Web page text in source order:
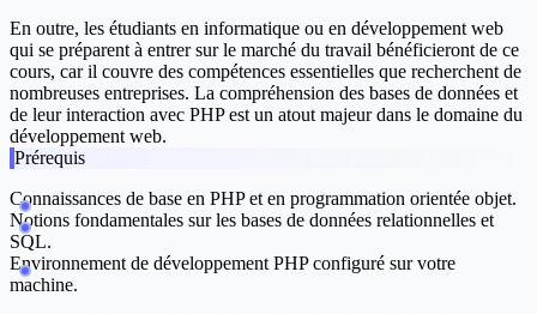
En outre, les étudiants en informatique ou en développement web
qui se préparent à entrer sur le marché du travail bénéficieront de ce
cours, car il couvre des compétences essentielles que recherchent de
nombreuses entreprises. La compréhension des bases de données et
de leur interaction avec PHP est un atout majeur dans le domaine du
développement web.
Prérequis
Connaissances de base en PHP et en programmation orientée objet.
Notions fondamentales sur les bases de données relationnelles et
SQL.
Environnement de développement PHP configuré sur votre
machine.